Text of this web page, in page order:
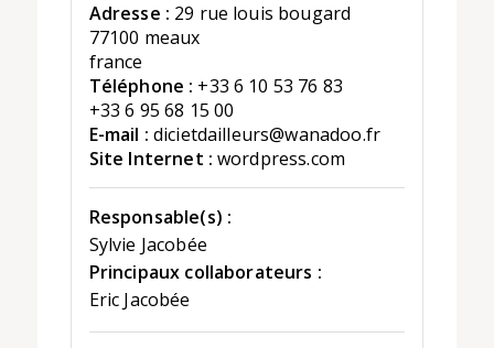
Adresse : 29 rue louis bougard
77100 meaux
france
Téléphone : +33 6 10 53 76 83
+33 6 95 68 15 00
E-mail : dicietdailleurs@wanadoo.fr
Site Internet : wordpress.com
Responsable(s) :
Sylvie Jacobée
Principaux collaborateurs :
Eric Jacobée